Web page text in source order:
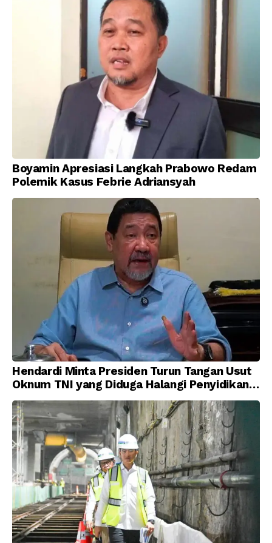
Boyamin Apresiasi Langkah Prabowo Redam
Polemik Kasus Febrie Adriansyah
Hendardi Minta Presiden Turun Tangan Usut
Oknum TNI yang Diduga Halangi Penyidikan
Korupsi